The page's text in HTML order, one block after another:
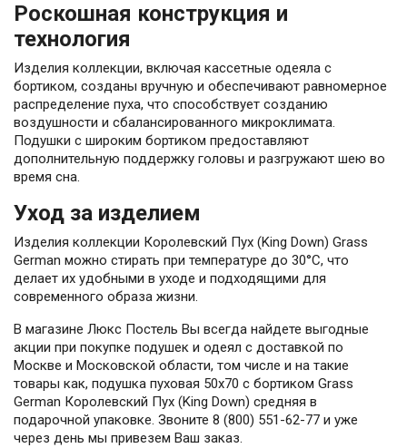
Роскошная конструкция и
технология
Изделия коллекции, включая кассетные одеяла с
бортиком, созданы вручную и обеспечивают равномерное
распределение пуха, что способствует созданию
воздушности и сбалансированного микроклимата.
Подушки с широким бортиком предоставляют
дополнительную поддержку головы и разгружают шею во
время сна.
Уход за изделием
Изделия коллекции Королевский Пух (King Down) Grass
German можно стирать при температуре до 30°С, что
делает их удобными в уходе и подходящими для
современного образа жизни.
В магазине Люкс Постель Вы всегда найдете выгодные
акции при покупке подушек и одеял с доставкой по
Москве и Московской области, том числе и на такие
товары как, подушка пуховая 50х70 с бортиком Grass
German Королевский Пух (King Down) средняя в
подарочной упаковке. Звоните 8 (800) 551-62-77 и уже
через день мы привезем Ваш заказ.